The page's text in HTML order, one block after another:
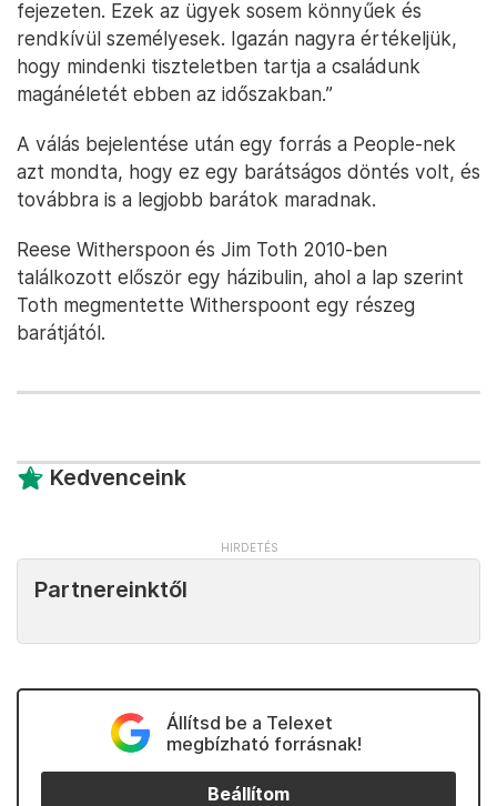
fejezeten. Ezek az ügyek sosem könnyűek és
rendkívül személyesek. Igazán nagyra értékeljük,
hogy mindenki tiszteletben tartja a családunk
magánéletét ebben az időszakban.”
A válás bejelentése után egy forrás a People-nek
azt mondta, hogy ez egy barátságos döntés volt, és
továbbra is a legjobb barátok maradnak.
Reese Witherspoon és Jim Toth 2010-ben
találkozott először egy házibulin, ahol a lap szerint
Toth megmentette Witherspoont egy részeg
barátjától.
Kedvenceink
Partnereinktől
Állítsd be a Telexet
megbízható forrásnak!
Beállítom